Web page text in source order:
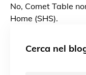
No, Comet Table
Home (SHS).
Cerca nel